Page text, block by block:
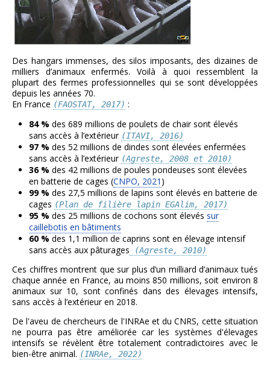
Des hangars immenses, des silos imposants, des dizaines de
milliers d’animaux enfermés. Voilà à quoi ressemblent la
plupart des fermes professionnelles qui se sont développées
depuis les années 70.
En France (FAOSTAT, 2017) :
84 % des 689 millions de poulets de chair sont élevés
sans accès à l’extérieur (ITAVI, 2016)
97 % des 52 millions de dindes sont élevées enfermées
sans accès à l’extérieur (Agreste, 2008 et 2010)
36 % des 42 millions de poules pondeuses sont élevées
en batterie de cages (CNPO, 2021 )
99 % des 27,5 millions de lapins sont élevés en batterie de
cages (Plan de filière lapin EGAlim, 2017)
95 % des 25 millions de cochons sont élevés sur
caillebotis en bâtiments
60 % des 1,1 million de caprins sont en élevage intensif
sans accès aux pâturages (Agreste, 2010)
Ces chiffres montrent que sur plus d’un milliard d’animaux tués
chaque année en France, au moins 850 millions, soit environ 8
animaux sur 10, sont confinés dans des élevages intensifs,
sans accès à l’extérieur en 2018.
De l'aveu de chercheurs de l'INRAe et du CNRS, cette situation
ne pourra pas être améliorée car les systèmes d'élevages
intensifs se révèlent être totalement contradictoires avec le
bien-être animal. (INRAe, 2022)